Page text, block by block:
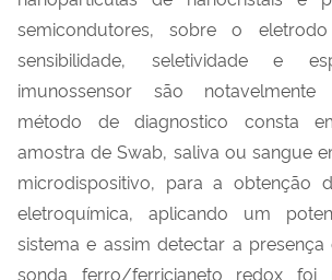
semicondutores, sobre o
sensibilidade, seletividade e
imunossensor são
método de diagnostico consta
amostra de Swab, saliva ou sangue
microdispositivo, para a obtenção
eletroquímica, aplicando um
sistema e assim detectar a
sonda ferro/ferricianeto redox foi